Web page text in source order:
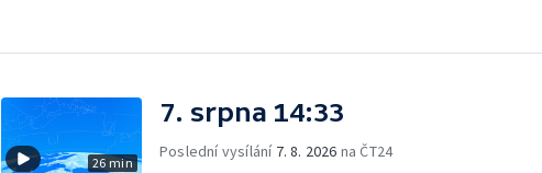
26 min
7. srpna 14:33
Poslední vysílání 7. 8. 2026 na ČT24